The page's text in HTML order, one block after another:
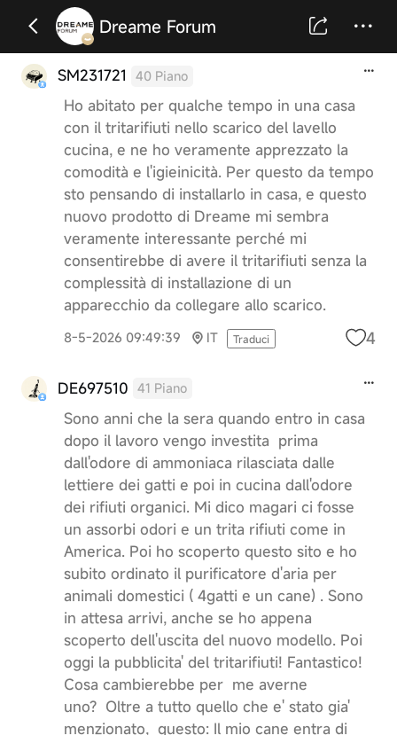
Dreame Forum
SM231721 40 Piano
Ho abitato per qualche tempo in una casa
con il tritarifiuti nello scarico del lavello
cucina, e ne ho veramente apprezzato la
comodità e l'igieinicità. Per questo da tempo
sto pensando di installarlo in casa, e questo
nuovo prodotto di Dreame mi sembra
veramente interessante perché mi
consentirebbe di avere il tritarifiuti senza la
complessità di installazione di un
apparecchio da collegare allo scarico.
8-5-2026 09:49:39 IT Traduci 4
DE697510 41 Piano
Sono anni che la sera quando entro in casa
dopo il lavoro vengo investita prima
dall'odore di ammoniaca rilasciata dalle
lettiere dei gatti e poi in cucina dall'odore
dei rifiuti organici. Mi dico magari ci fosse
un assorbi odori e un trita rifiuti come in
America. Poi ho scoperto questo sito e ho
subito ordinato il purificatore d'aria per
animali domestici ( 4gatti e un cane) . Sono
in attesa arrivi, anche se ho appena
scoperto dell'uscita del nuovo modello. Poi
oggi la pubblicita' del tritarifiuti! Fantastico!
Cosa cambierebbe per me averne
uno? Oltre a tutto quello che e' stato gia'
menzionato, questo: Il mio cane entra di